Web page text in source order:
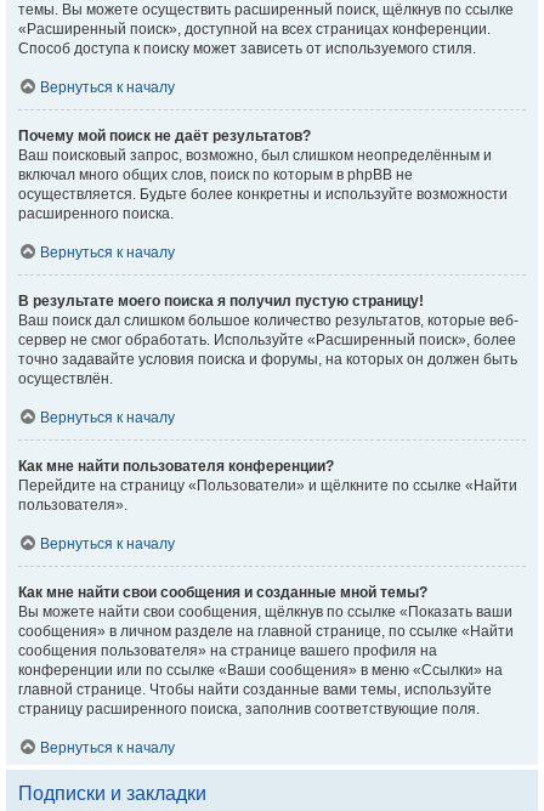
темы. Вы можете осуществить расширенный поиск, щёлкнув по ссылке
«Расширенный поиск», доступной на всех страницах конференции.
Способ доступа к поиску может зависеть от используемого стиля.
Вернуться к началу
Почему мой поиск не даёт результатов?
Ваш поисковый запрос, возможно, был слишком неопределённым и
включал много общих слов, поиск по которым в phpBB не
осуществляется. Будьте более конкретны и используйте возможности
расширенного поиска.
Вернуться к началу
В результате моего поиска я получил пустую страницу!
Ваш поиск дал слишком большое количество результатов, которые веб-
сервер не смог обработать. Используйте «Расширенный поиск», более
точно задавайте условия поиска и форумы, на которых он должен быть
осуществлён.
Вернуться к началу
Как мне найти пользователя конференции?
Перейдите на страницу «Пользователи» и щёлкните по ссылке «Найти
пользователя».
Вернуться к началу
Как мне найти свои сообщения и созданные мной темы?
Вы можете найти свои сообщения, щёлкнув по ссылке «Показать ваши
сообщения» в личном разделе на главной странице, по ссылке «Найти
сообщения пользователя» на странице вашего профиля на
конференции или по ссылке «Ваши сообщения» в меню «Ссылки» на
главной странице. Чтобы найти созданные вами темы, используйте
страницу расширенного поиска, заполнив соответствующие поля.
Вернуться к началу
Подписки и закладки